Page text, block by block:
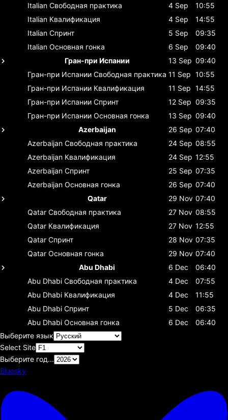
Italian Свободная практика 4 Sep
10:55
Italian Квалификация 4 Sep
14:55
Italian Спринт 5 Sep
09:35
Italian Основная гонка 6 Sep
09:40
Гран-при Испании
13 Sep 09:40
Гран-при Испании Свободная практика 11 Sep 10:55
Гран-при Испании Квалификация 11 Sep 14:55
Гран-при Испании Спринт 12 Sep 09:35
Гран-при Испании Основная гонка 13 Sep 09:40
Azerbaijan
26 Sep 07:40
Azerbaijan Свободная практика 24 Sep 08:55
Azerbaijan Квалификация 24 Sep 12:55
Azerbaijan Спринт 25 Sep 07:35
Azerbaijan Основная гонка 26 Sep 07:40
Qatar
29 Nov 07:40
Qatar Свободная практика 27 Nov 08:55
Qatar Квалификация 27 Nov 12:55
Qatar Спринт 28 Nov 07:35
Qatar Основная гонка 29 Nov 07:40
Abu Dhabi
6 Dec
06:40
Abu Dhabi Свободная практика 4 Dec
07:55
Abu Dhabi Квалификация 4 Dec
11:55
Abu Dhabi Спринт 5 Dec
06:35
Abu Dhabi Основная гонка 6 Dec
06:40
Выберите язык
Select Site
Выберите год...
Bluesky